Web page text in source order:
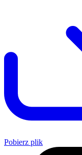
Pobierz plik